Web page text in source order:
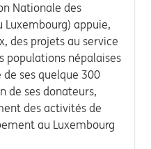
Nationale des
Luxembourg) appuie,
des projets au service
populations népalaises
de ses quelque 300
de ses donateurs,
des activités de
au Luxembourg